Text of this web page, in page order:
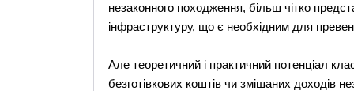
незаконного походження, більш чітко
інфраструктуру, що є необхідним для
Але теоретичний і практичний потенціал
безготівкових коштів чи змішаних доходів